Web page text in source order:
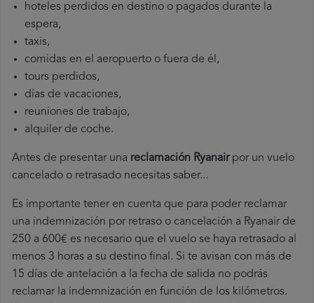
hoteles perdidos en destino o pagados durante la
espera,
taxis,
comidas en el aeropuerto o fuera de él,
tours perdidos,
días de vacaciones,
reuniones de trabajo,
alquiler de coche.
Antes de presentar una reclamación Ryanairpor un vuelo
cancelado o retrasado necesitas saber...
Es importante tener en cuenta que para poder reclamar
una indemnización por retraso o cancelación a Ryanair de
250 a 600€ es necesario que el vuelo se haya retrasado al
menos 3 horas a su destino final. Si te avisan con más de
15 días de antelación a la fecha de salida no podrás
reclamar la indemnización en función de los kilómetros.